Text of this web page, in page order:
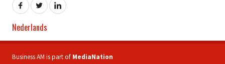
Nederlands
Business AM is part of MediaNation